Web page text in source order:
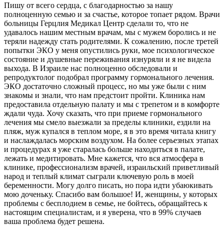
Пишу от всего сердца, с благодарностью за нашу
полноценную семью и за счастье, которое топает рядом. Врачи
больницы Герцлия Медикал Центр сделали то, что не
удавалось нашим местным врачам, мы с мужем боролись и не
теряли надежду стать родителями. К сожалению, после третей
попытки ЭКО у меня опустились руки, мое психологическое
состояние и душевные переживания изнуряли и я не видела
выхода. В Израиле нас полноценно обследовали и
репродуктолог подобрал программу гормонального лечения.
ЭКО достаточно сложный процесс, но мы уже были с ним
знакомы и знали, что нам предстоит пройти. Клиника нам
предоставила отдельную палату и мы с трепетом и в комфорте
ждали чуда. Хочу сказать, что при приеме гормонального
лечения мы смело выезжали за пределы клиники, ездили на
пляж, муж купался в теплом море, я в это время читала книгу
и наслаждалась морским воздухом. На более серьезных этапах
и процедурах я уже старалась больше находиться в палате,
лежать и медитировать. Мне кажется, что вся атмосфера в
клинике, профессионализм врачей, израильский приветливый
народ и теплый климат сыграли ключевую роль в моей
беременности. Могу долго писать, но пора идти убаюкивать
мою доченьку. Спасибо вам большое! И, женщины, у которых
проблемы с бесплодием в семье, не бойтесь, обращайтесь к
настоящим специалистам, и я уверена, что в 99% случаев
ваша проблема будет решена.